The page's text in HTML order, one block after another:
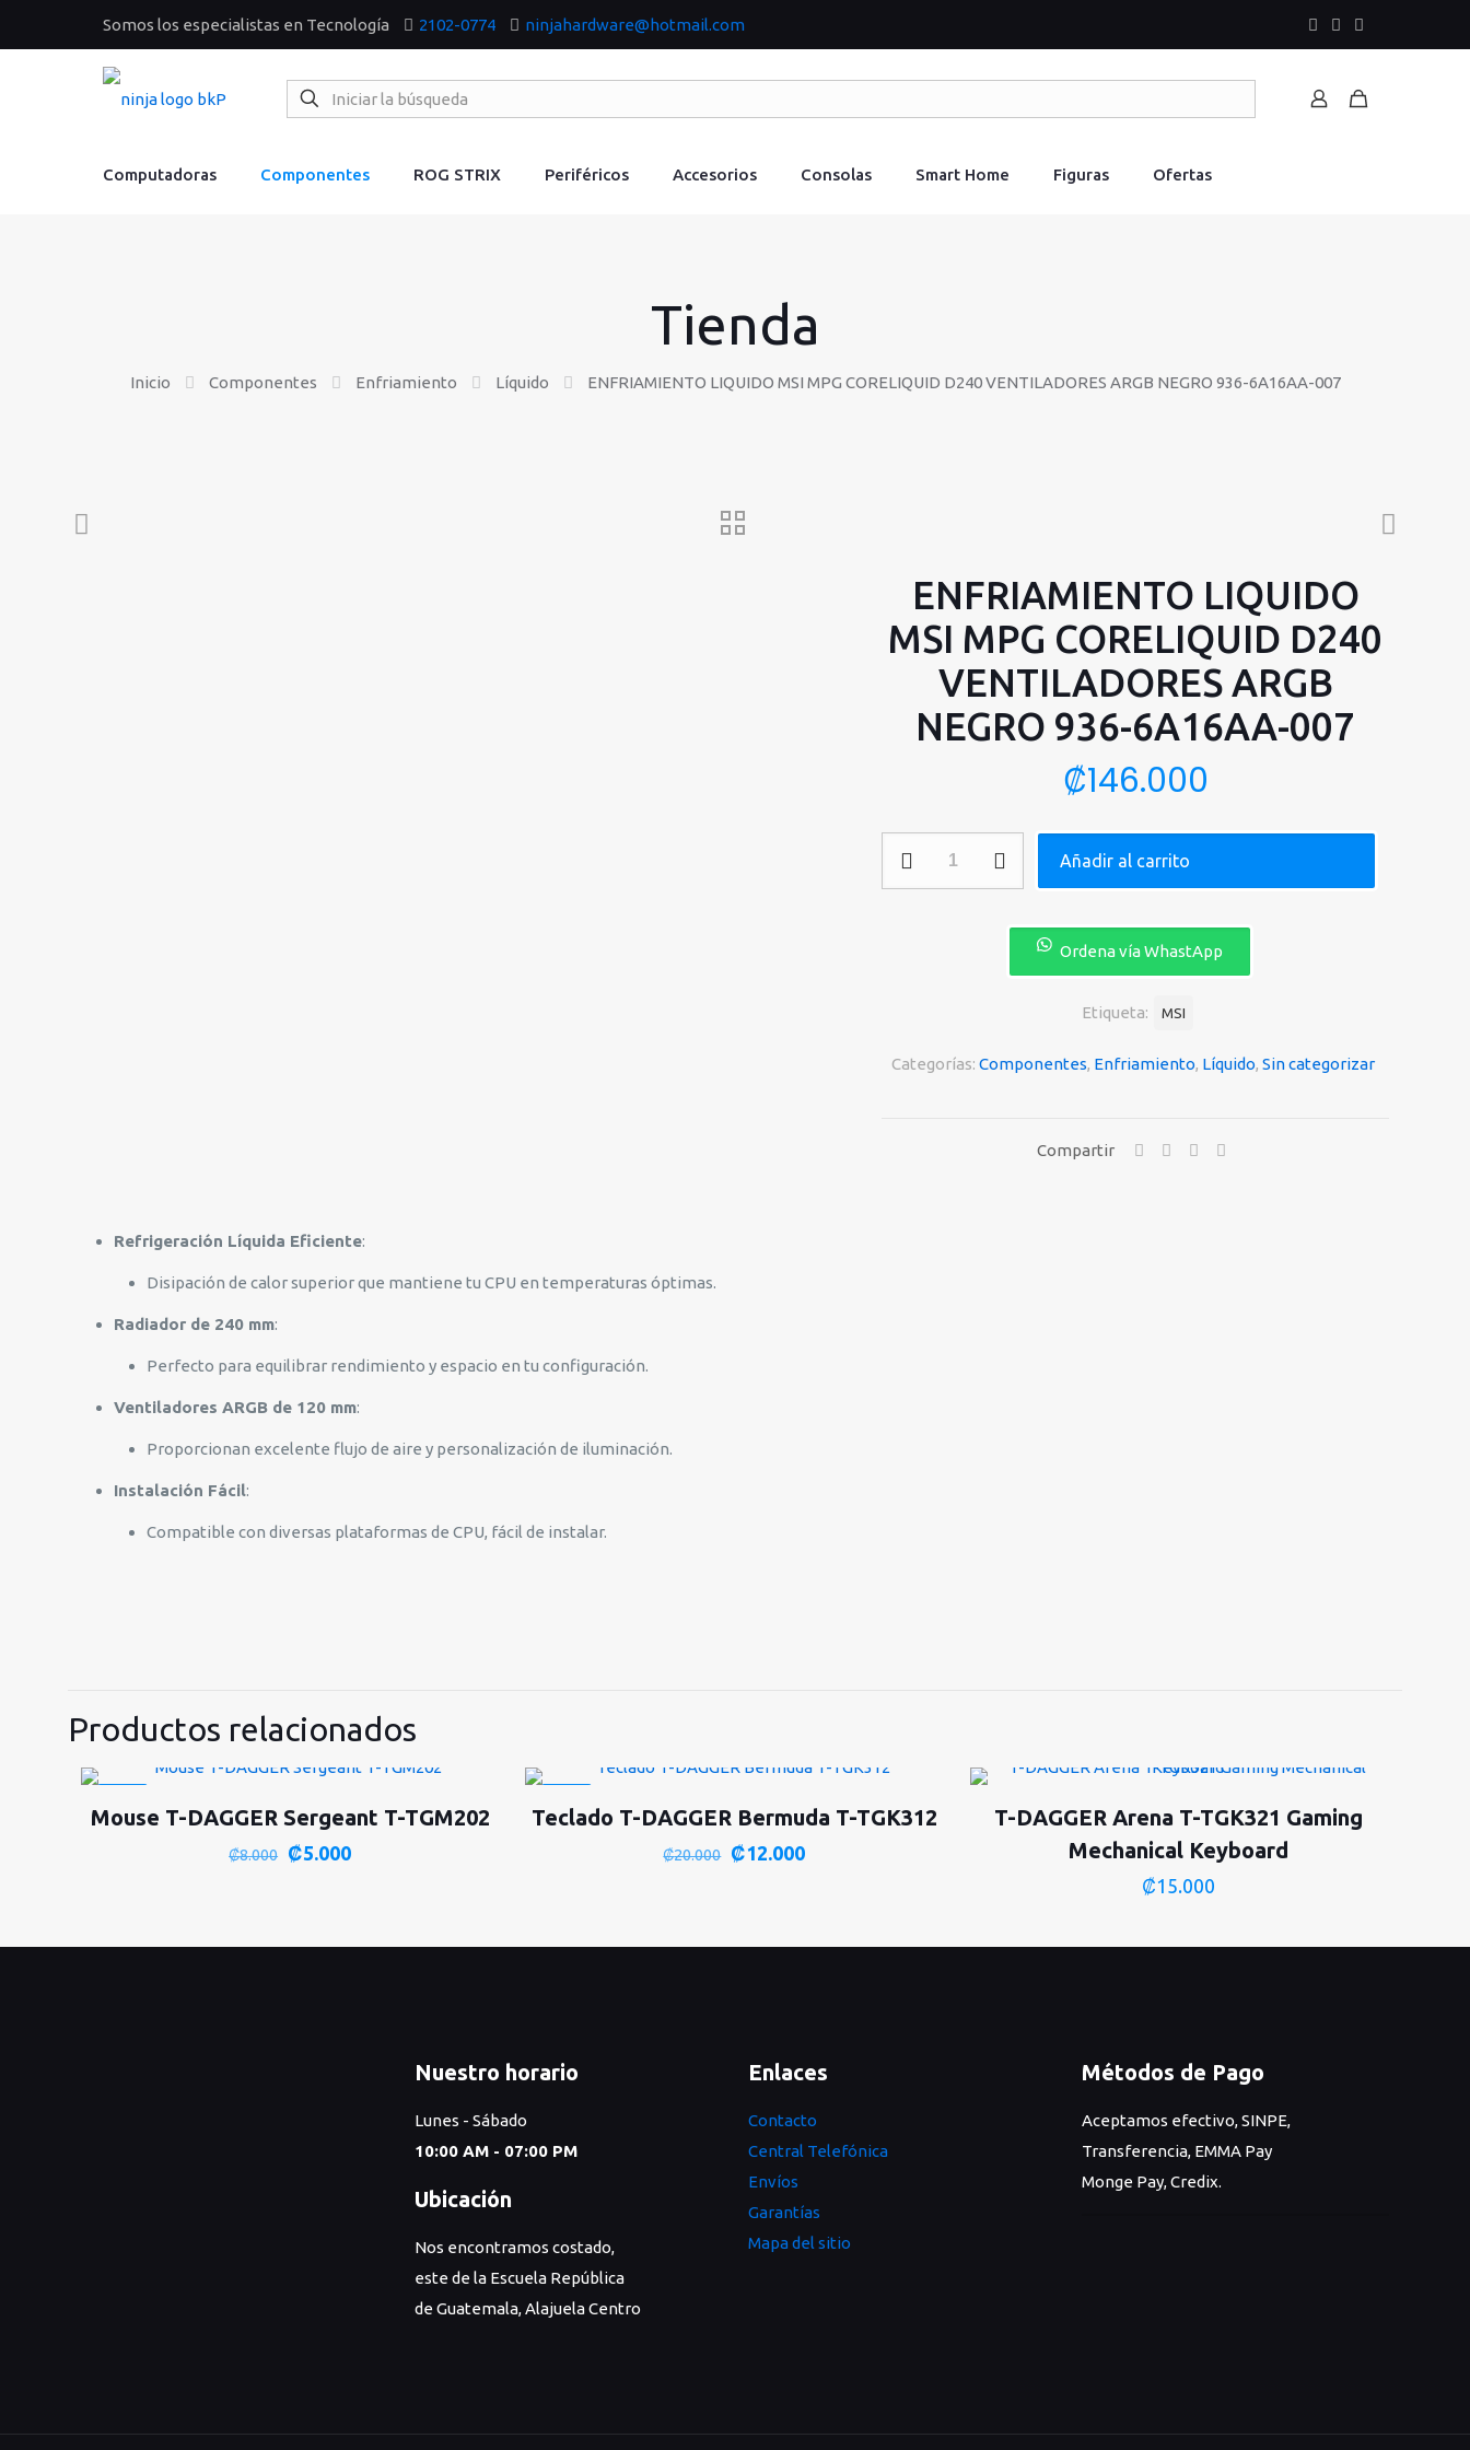
Somos los especialistas en Tecnología 2102-0774 ninjahardware@hotmail.com
Computadoras Componentes ROG STRIX Periféricos Accesorios Consolas Smart Home Figuras Ofertas
Tienda
Inicio Componentes Enfriamiento Líquido ENFRIAMIENTO LIQUIDO MSI MPG CORELIQUID D240 VENTILADORES ARGB NEGRO 936-6A16AA-007
ENFRIAMIENTO LIQUIDO
MSI MPG CORELIQUID D240
VENTILADORES ARGB
NEGRO 936-6A16AA-007
₡146.000
ARGB
Añadir al carrito
Ordena vía WhastApp
Categorías: Componentes, Enfriamiento, Líquido, Sin categorizar
Etiqueta: MSI
Compartir
Refrigeración Líquida Eficiente:
Disipación de calor superior que mantiene tu CPU en temperaturas óptimas.
Radiador de 240 mm:
Perfecto para equilibrar rendimiento y espacio en tu configuración.
Ventiladores ARGB de 120 mm:
Proporcionan excelente flujo de aire y personalización de iluminación.
Instalación Fácil:
Compatible con diversas plataformas de CPU, fácil de instalar.
Productos relacionados
Mouse T-DAGGER Sergeant T-TGM202
₡8.000
El
era:
₡5.000El
es:
Teclado T-DAGGER Bermuda T-TGK312
₡20.000
El
era:
₡12.000El
es:
T-DAGGER Arena T-TGK321 Gaming
Mechanical Keyboard
₡15.000
Nuestro horario
Lunes - Sábado
10:00 AM - 07:00 PM
Ubicación
Nos encontramos costado,
este de la Escuela República
de Guatemala, Alajuela Centro
Enlaces
Contacto
Central Telefónica
Envíos
Garantías
Mapa del sitio
Métodos de Pago
Aceptamos efectivo, SINPE,
Transferencia, EMMA Pay
Monge Pay, Credix.